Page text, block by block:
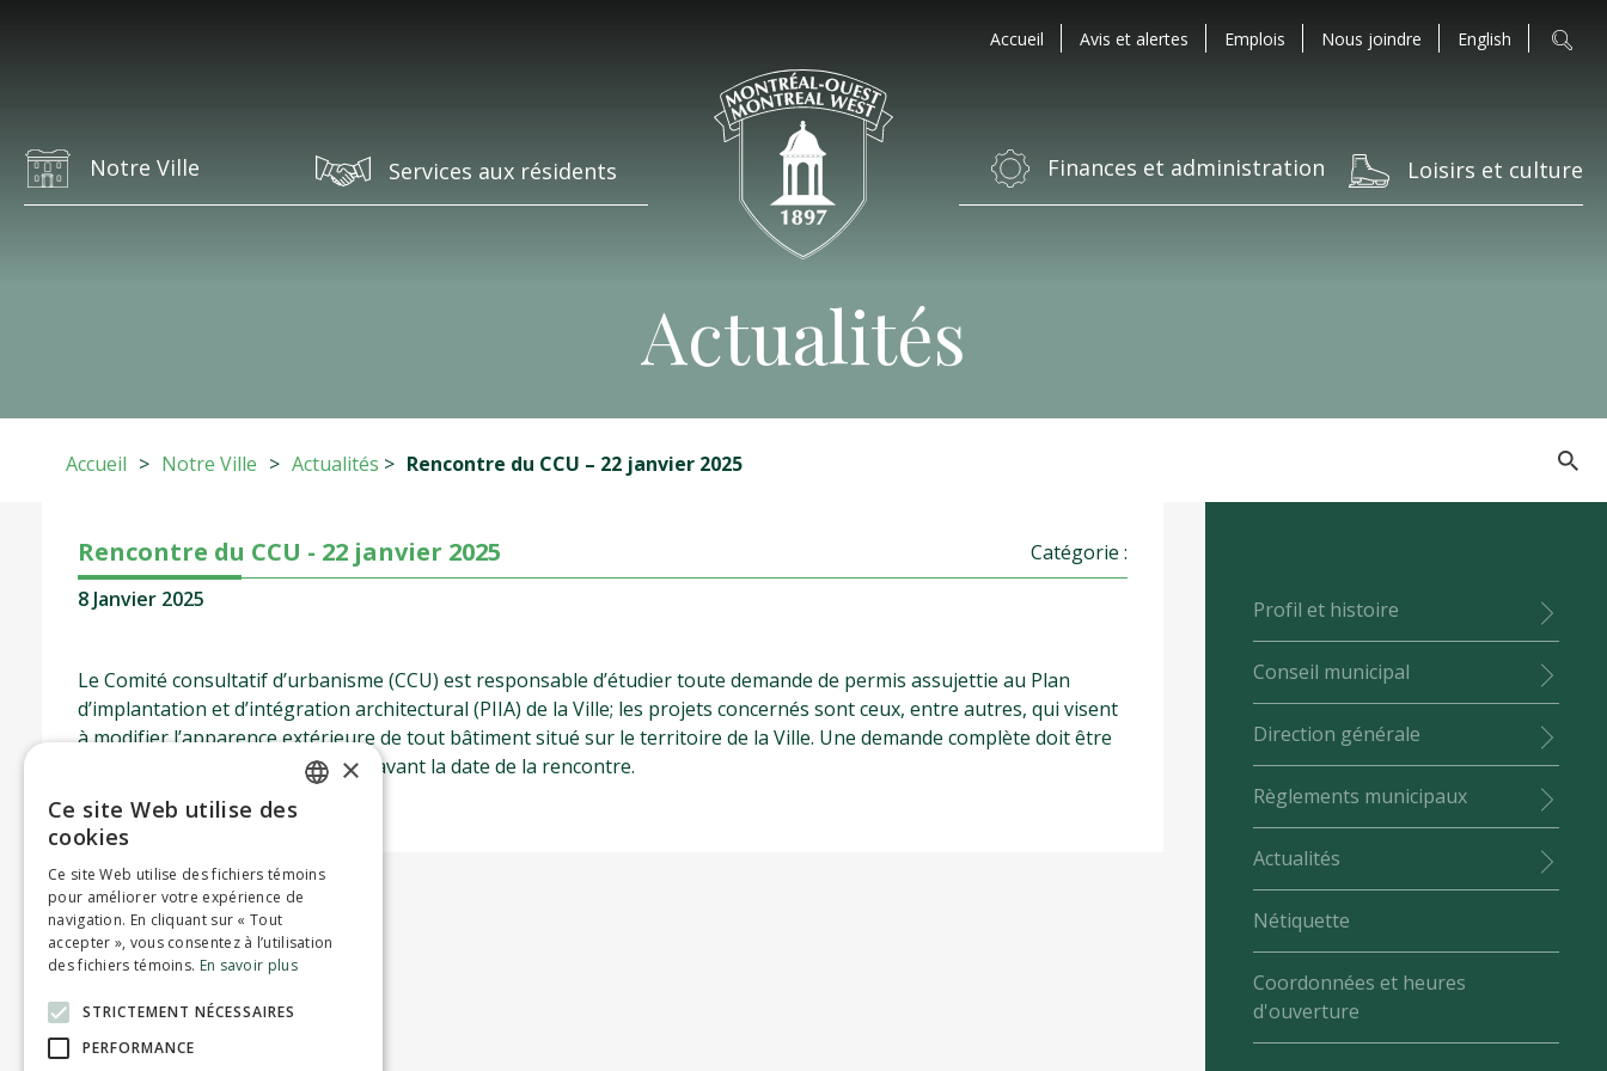
Actualités
Accueil Avis et alertes Emplois Nous joindre English
Notre Ville Services aux résidents Finances et administration Loisirs et culture
Accueil > Notre Ville > Actualités > Rencontre du CCU – 22 janvier 2025
Profil et histoire
Conseil municipal
Direction générale
Règlements municipaux
Actualités
Nétiquette
Coordonnées et heures
d'ouverture
Rencontre du CCU - 22 janvier 2025
Catégorie :
8 Janvier 2025
Le Comité consultatif d’urbanisme (CCU) est responsable d’étudier toute demande de permis assujettie au Plan
d’implantation et d’intégration architectural (PIIA) de la Ville; les projets concernés sont ceux, entre autres, qui visent
à modifier l’apparence extérieure de tout bâtiment situé sur le territoire de la Ville. Une demande complète doit être
soumise au plus tard 2 semaines avant la date de la rencontre.
×
Ce site Web utilise des
cookies
Ce site Web utilise des fichiers témoins
pour améliorer votre expérience de
navigation. En cliquant sur « Tout
accepter », vous consentez à l’utilisation
des fichiers témoins. En savoir plus
STRICTEMENT NÉCESSAIRES
PERFORMANCE